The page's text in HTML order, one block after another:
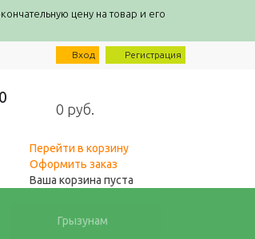
цену на товар и его
Вход Регистрация
0 руб.
Перейти в корзину
Оформить заказ
Ваша корзина пуста
Грызунам